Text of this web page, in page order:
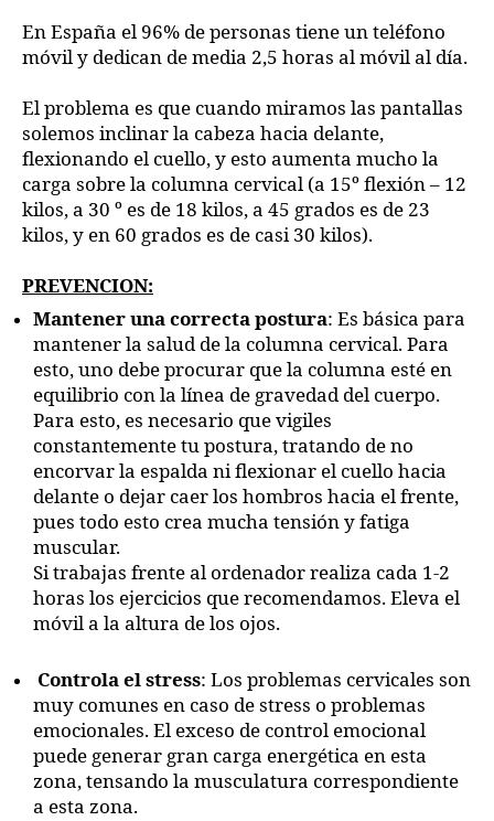
En España el 96% de personas tiene un teléfono
móvil y dedican de media 2,5 horas al móvil al día.
El problema es que cuando miramos las pantallas
solemos inclinar la cabeza hacia delante,
flexionando el cuello, y esto aumenta mucho la
carga sobre la columna cervical (a 15º flexión – 12
kilos, a 30 º es de 18 kilos, a 45 grados es de 23
kilos, y en 60 grados es de casi 30 kilos).
PREVENCION:
Mantener una correcta postura: Es básica para
mantener la salud de la columna cervical. Para
esto, uno debe procurar que la columna esté en
equilibrio con la línea de gravedad del cuerpo.
Para esto, es necesario que vigiles
constantemente tu postura, tratando de no
encorvar la espalda ni flexionar el cuello hacia
delante o dejar caer los hombros hacia el frente,
pues todo esto crea mucha tensión y fatiga
muscular.
Si trabajas frente al ordenador realiza cada 1-2
horas los ejercicios que recomendamos. Eleva el
móvil a la altura de los ojos.
Controla el stress: Los problemas cervicales son
muy comunes en caso de stress o problemas
emocionales. El exceso de control emocional
puede generar gran carga energética en esta
zona, tensando la musculatura correspondiente
a esta zona.